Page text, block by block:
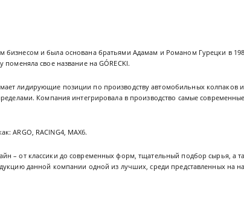
бизнесом и была основана братьями Адамам и Романом Гурецки в
поменяла свое название на GÓRECKI.
лидирующие позиции по производству автомобильных колпаков и
Компания интегрировала в производство самые современные
ARGO, RACING4, MAX6.
– от классики до современных форм, тщательный подбор сырья, а
данной компании одной из лучших, среди представленных на